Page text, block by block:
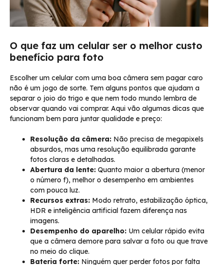
O que faz um celular ser o melhor custo
benefício para foto
Escolher um celular com uma boa câmera sem pagar caro
não é um jogo de sorte. Tem alguns pontos que ajudam a
separar o joio do trigo e que nem todo mundo lembra de
observar quando vai comprar. Aqui vão algumas dicas que
funcionam bem para juntar qualidade e preço:
Resolução da câmera: Não precisa de megapixels
absurdos, mas uma resolução equilibrada garante
fotos claras e detalhadas.
Abertura da lente: Quanto maior a abertura (menor
o número f), melhor o desempenho em ambientes
com pouca luz.
Recursos extras: Modo retrato, estabilização óptica,
HDR e inteligência artificial fazem diferença nas
imagens.
Desempenho do aparelho: Um celular rápido evita
que a câmera demore para salvar a foto ou que trave
no meio do clique.
Bateria forte: Ninguém quer perder fotos por falta